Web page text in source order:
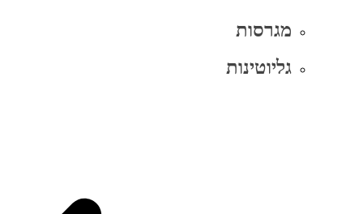
מגרסות
גליוטינות